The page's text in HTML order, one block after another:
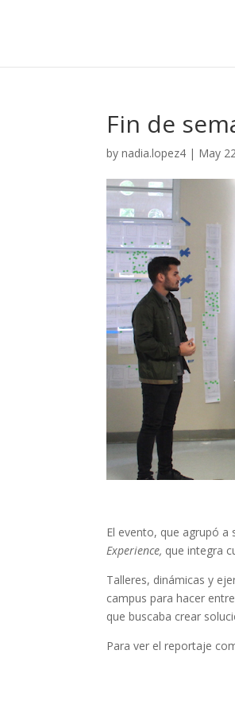
Fin de
bynadia.lopez4 | May
El evento, que agrupó
Experience, que integra
Talleres, dinámicas y
campus para hacer
que buscaba crear
Para ver el reportaje